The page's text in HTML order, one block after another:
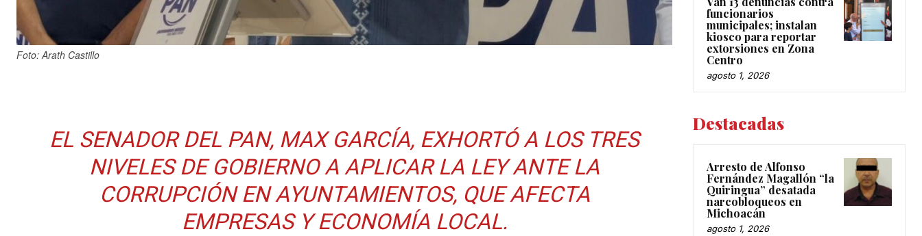
Foto: Arath Castillo
EL SENADOR DEL PAN, MAX GARCÍA, EXHORTÓ A LOS TRES
NIVELES DE GOBIERNO A APLICAR LA LEY ANTE LA
CORRUPCIÓN EN AYUNTAMIENTOS, QUE AFECTA
EMPRESAS Y ECONOMÍA LOCAL.
funcionarios
municipales; instalan
kiosco para reportar
extorsiones en Zona
Centro
agosto 1, 2026
Destacadas
Arresto de Alfonso
Fernández Magallón “la
Quiringua” desatada
narcobloqueos en
Michoacán
agosto 1, 2026